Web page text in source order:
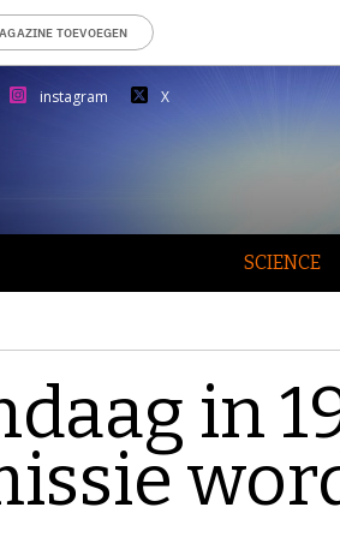
TOEVOEGEN
instagram X
SCIENCE
in